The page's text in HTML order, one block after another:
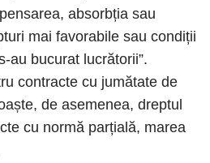
absorbția sau
mai favorabile sau condiții
au bucurat lucrătorii”.
contracte cu jumătate de
de asemenea, dreptul
cu normă parțială, marea